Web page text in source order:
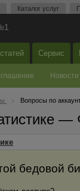
Каталог услуг
Сервис
Новости
Вопросы по
бедовой